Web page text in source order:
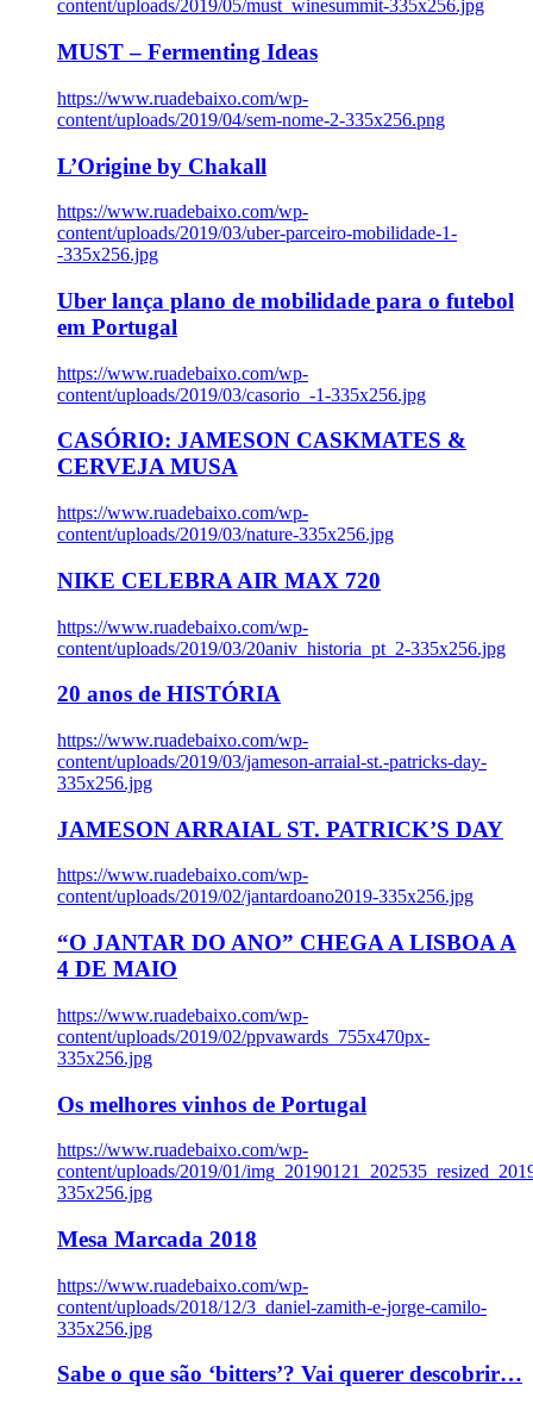
content/uploads/2019/05/must_winesummit-335x256.jpg
MUST – Fermenting Ideas
https://www.ruadebaixo.com/wp-
content/uploads/2019/04/sem-nome-2-335x256.png
L’Origine by Chakall
https://www.ruadebaixo.com/wp-
content/uploads/2019/03/uber-parceiro-mobilidade-1-
-335x256.jpg
Uber lança plano de mobilidade para o futebol
em Portugal
https://www.ruadebaixo.com/wp-
content/uploads/2019/03/casorio_-1-335x256.jpg
CASÓRIO: JAMESON CASKMATES &
CERVEJA MUSA
https://www.ruadebaixo.com/wp-
content/uploads/2019/03/nature-335x256.jpg
NIKE CELEBRA AIR MAX 720
https://www.ruadebaixo.com/wp-
content/uploads/2019/03/20aniv_historia_pt_2-335x256.jpg
20 anos de HISTÓRIA
https://www.ruadebaixo.com/wp-
content/uploads/2019/03/jameson-arraial-st.-patricks-day-
335x256.jpg
JAMESON ARRAIAL ST. PATRICK’S DAY
https://www.ruadebaixo.com/wp-
content/uploads/2019/02/jantardoano2019-335x256.jpg
“O JANTAR DO ANO” CHEGA A LISBOA A
4 DE MAIO
https://www.ruadebaixo.com/wp-
content/uploads/2019/02/ppvawards_755x470px-
335x256.jpg
Os melhores vinhos de Portugal
https://www.ruadebaixo.com/wp-
content/uploads/2019/01/
335x256.jpg
Mesa Marcada 2018
https://www.ruadebaixo.com/wp-
content/uploads/2018/12/3_daniel-zamith-e-jorge-camilo-
335x256.jpg
Sabe o que são ‘bitters’? Vai querer descobrir…